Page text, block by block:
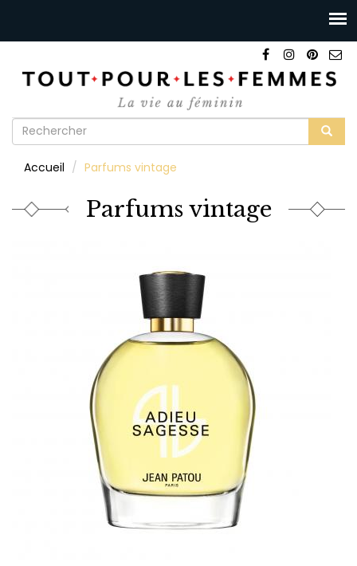
Formulaire
recherche
Accueil Parfums vintage
Parfums vintage